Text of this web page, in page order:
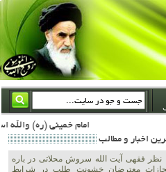
امام خمینی (ره) والله اسلام تمامش سیاست است؛ ***** امام شهید: به گفتار امام و کردار امام اهتمام بورزید ***** امام خمینی(ره): ان شاء الله ما اندوه دلمان را در وقت مناسب با انتقام از امریکا و آل سعود برطرف خواهیم ساخت و داغ
اخبار و مطالب
نظر فقهی آیت الله سروش محلاتی در باره
معترضان خشونت طلب در شرایط